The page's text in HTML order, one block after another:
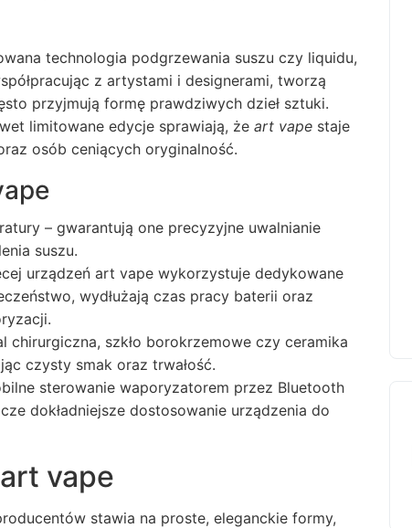
technologia podgrzewania suszu czy liquidu,
z artystami i designerami, tworzą
przyjmują formę prawdziwych dzieł sztuki.
limitowane edycje sprawiają, że art vape staje
osób ceniących oryginalność.
– gwarantują one precyzyjne uwalnianie
suszu.
urządzeń art vape wykorzystuje dedykowane
wydłużają czas pracy baterii oraz
chirurgiczna, szkło borokrzemowe czy ceramika
czysty smak oraz trwałość.
sterowanie waporyzatorem przez Bluetooth
dokładniejsze dostosowanie urządzenia do
vape
stawia na proste, eleganckie formy,